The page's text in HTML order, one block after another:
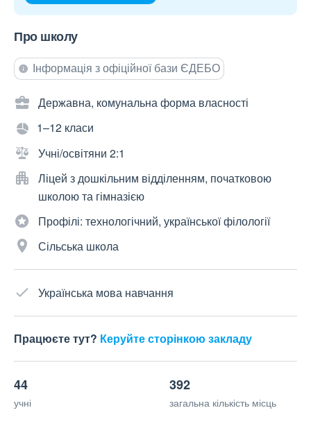
Про школу
Інформація з офіційної бази ЄДЕБО
Державна, комунальна форма власності
1–12 класи
Учні/освітяни 2:1
Ліцей з дошкільним відділенням, початковою
школою та гімназією
Профілі: технологічний, української філології
Сільська школа
Українська мова навчання
Працюєте тут? Керуйте сторінкою закладу
44
учні
392
загальна кількість місць